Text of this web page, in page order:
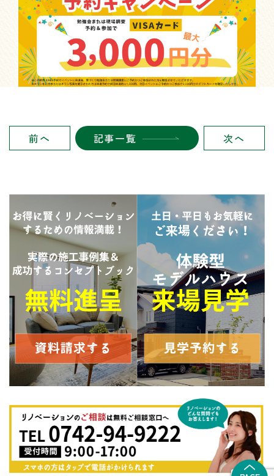
前へ 記事一覧 次へ